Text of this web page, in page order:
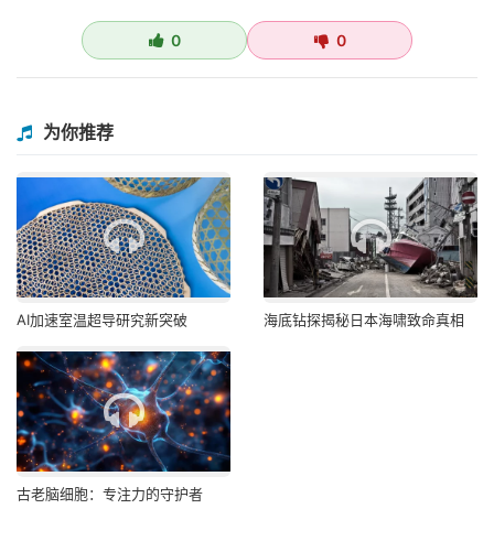
0 0
为你推荐
AI加速室温超导研究新突破 海底钻探揭秘日本海啸致命真相
古老脑细胞：专注力的守护者